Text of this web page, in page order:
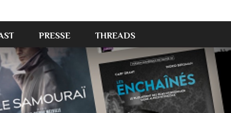
PRESSE THREADS